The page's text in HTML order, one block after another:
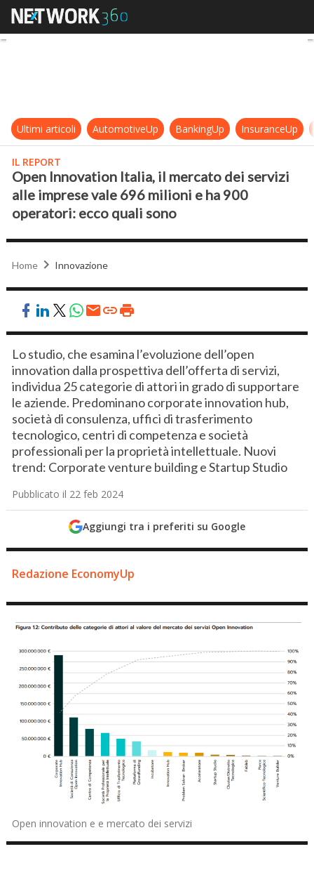
Open Innovation Italia, il mercato
Ultimi articoli AutomotiveUp BankingUp InsuranceUp
IL REPORT
Open Innovation Italia, il mercato dei servizi
alle imprese vale 696 milioni e ha 900
operatori: ecco quali sono
Home Innovazione
Lo studio, che esamina l’evoluzione dell’open
innovation dalla prospettiva dell’offerta di servizi,
individua 25 categorie di attori in grado di supportare
le aziende. Predominano corporate innovation hub,
società di consulenza, uffici di trasferimento
tecnologico, centri di competenza e società
professionali per la proprietà intellettuale. Nuovi
trend: Corporate venture building e Startup Studio
Pubblicato il 22 feb 2024
Aggiungi tra i preferiti su Google
Redazione EconomyUp
Open innovation e e mercato dei servizi